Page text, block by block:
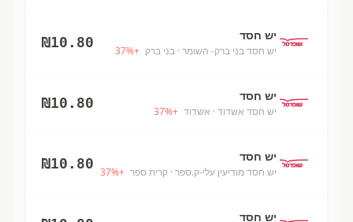
יש חסד
יש חסד בני ברק- השומר · בני ברק +
37%
₪10.80
יש חסד
יש חסד אשדוד · אשדוד +
37%
₪10.80
יש חסד
יש חסד מודיעין עלי-ק.ספר · קרית ספר +
37%
₪10.80
יש חסד